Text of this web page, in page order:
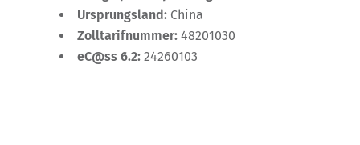
Ursprungsland: China
Zolltarifnummer: 48201030
eC@ss 6.2: 24260103